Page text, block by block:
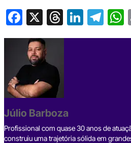
F
a
c
e
b
o
o
k
X T
hr
s
Li
n
T
el
Júlio Barboza
Profissional com quase 30 anos de
construiu uma trajetória sólida em